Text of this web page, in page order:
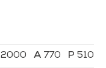
2000 770 510